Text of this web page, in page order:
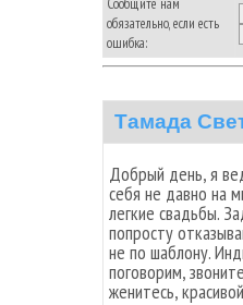
Сообщите нам
обязательно, если есть
ошибка:
Тамада
Добрый день, я
себя не давно на
легкие свадьбы.
попросту
не по шаблону.
поговорим,
женитесь,